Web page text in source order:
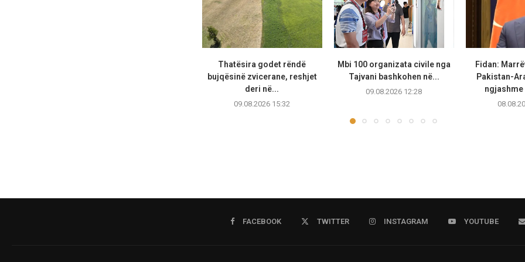
Thatësira godet rëndë
bujqësinë zvicerane, reshjet
deri në...
09.08.2026 15:32
Mbi 100 organizata civile nga
Tajvani bashkohen në...
09.08.2026 12:28
Fidan:
Pakistan-
ngjashme
FACEBOOK TWITTER INSTAGRAM YOUTUBE